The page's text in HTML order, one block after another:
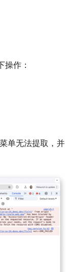
作：
单无法提取，并